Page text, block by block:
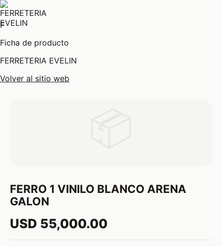
F
Ficha de producto
FERRETERIA EVELIN
Volver al sitio web
FERRO 1 VINILO BLANCO ARENA
GALON
USD 55,000.00